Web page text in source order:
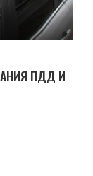
ПДД И